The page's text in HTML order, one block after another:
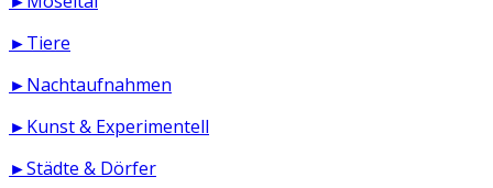
►Tiere
►Nachtaufnahmen
►Kunst & Experimentell
►Städte & Dörfer